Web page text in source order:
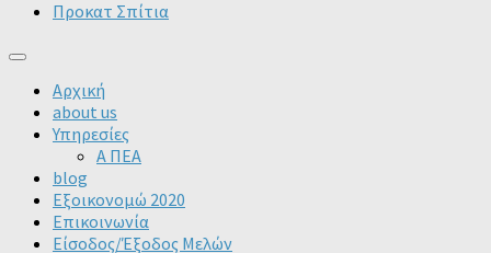
Προκατ Σπίτια
Αρχική
about us
Υπηρεσίες
Α ΠΕΑ
blog
Εξοικονομώ 2020
Επικοινωνία
Είσοδος/Έξοδος Μελών